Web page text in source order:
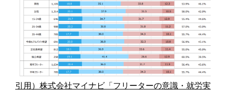
引用）株式会社マイナビ「フリーターの意識・就労実